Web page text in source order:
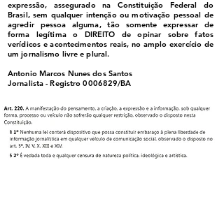
expressão, assegurado na Constituição Federal do
Brasil, sem qualquer intenção ou motivação pessoal de
agredir pessoa alguma, tão somente expressar de
forma legítima o DIREITO de opinar sobre fatos
verídicos e acontecimentos reais, no amplo exercício de
um jornalismo livre e plural.
Antonio Marcos Nunes dos Santos
Jornalista - Registro0006829/BA